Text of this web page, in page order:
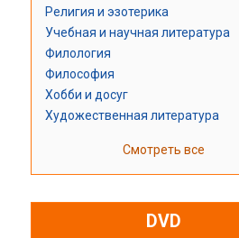
Религия и эзотерика
Учебная и научная литература
Филология
Философия
Хобби и досуг
Художественная литература
Смотреть все
DVD